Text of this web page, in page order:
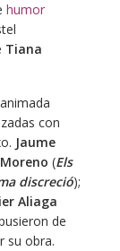
humor
Tiana
con
Jaume
(Els
discreció);
Aliaga
de
su obra.